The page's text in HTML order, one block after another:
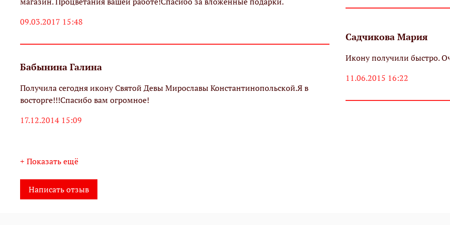
09.03.2017 15:48
Садчикова Мария
Икону получили быстро.
11.06.2015 16:22
Бабынина Галина
Получила сегодня икону Святой Девы Мирославы Константинопольской.Я в
восторге!!!Спасибо вам огромное!
17.12.2014 15:09
+ Показать ещё
Написать отзыв